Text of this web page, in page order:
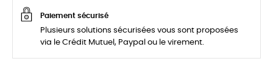
Paiement sécurisé
Plusieurs solutions sécurisées vous sont proposées
via le Crédit Mutuel, Paypal ou le virement.